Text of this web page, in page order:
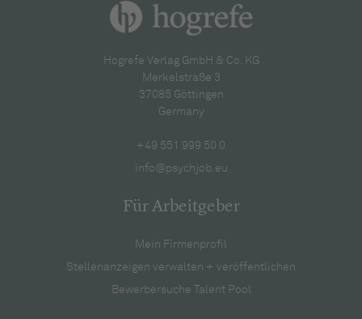
Hogrefe Verlag GmbH & Co. KG
Merkelstraße 3
37085 Göttingen
Germany
+49 551 999 50 0
info@psychjob.eu
Für Arbeitgeber
Mein Firmenprofil
Stellenanzeigen verwalten + veröffentlichen
Bewerbersuche Talent Pool